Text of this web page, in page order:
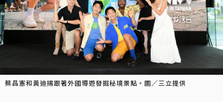
蔡昌憲和黃迪揚跟著外國導遊發掘秘境景點。圖／三立提供